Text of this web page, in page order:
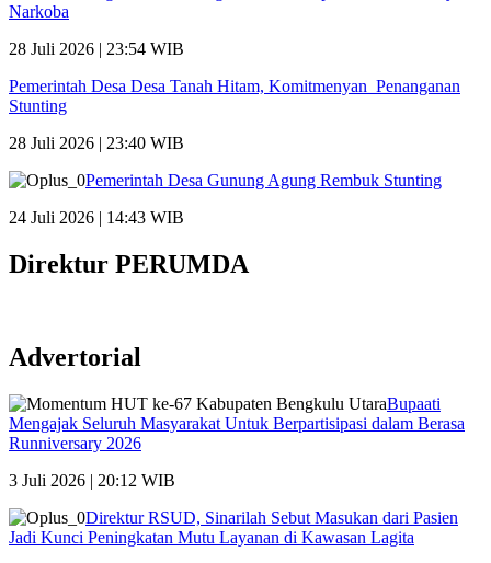
Narkoba
28 Juli 2026 | 23:54 WIB
Pemerintah Desa Desa Tanah Hitam, Komitmenyan Penanganan
Stunting
28 Juli 2026 | 23:40 WIB
Pemerintah Desa Gunung Agung Rembuk Stunting
24 Juli 2026 | 14:43 WIB
Direktur PERUMDA
Advertorial
Bupaati
Mengajak Seluruh Masyarakat Untuk Berpartisipasi dalam Berasa
Runniversary 2026
3 Juli 2026 | 20:12 WIB
Direktur RSUD, Sinarilah Sebut Masukan dari Pasien
Jadi Kunci Peningkatan Mutu Layanan di Kawasan Lagita